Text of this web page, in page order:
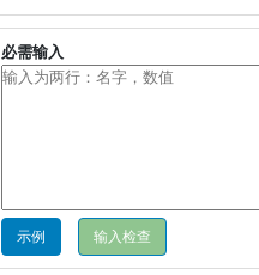
必需输入
示例